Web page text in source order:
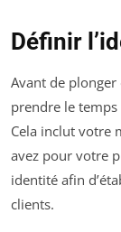
Définir
Avant de plonger
prendre le temps
Cela inclut votre
avez pour votre
identité afin
clients.